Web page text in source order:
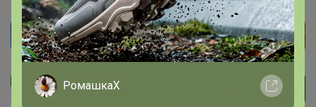
РомашкаХ